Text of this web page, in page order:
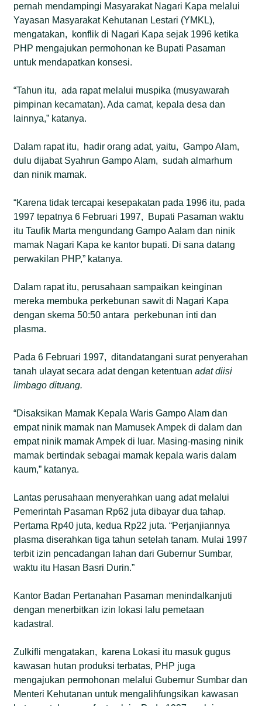
pernah mendampingi Masyarakat Nagari Kapa melalui
Yayasan Masyarakat Kehutanan Lestari (YMKL),
mengatakan, konflik di Nagari Kapa sejak 1996 ketika
PHP mengajukan permohonan ke Bupati Pasaman
untuk mendapatkan konsesi.
“Tahun itu, ada rapat melalui muspika (musyawarah
pimpinan kecamatan). Ada camat, kepala desa dan
lainnya,” katanya.
Dalam rapat itu, hadir orang adat, yaitu, Gampo Alam,
dulu dijabat Syahrun Gampo Alam, sudah almarhum
dan ninik mamak.
“Karena tidak tercapai kesepakatan pada 1996 itu, pada
1997 tepatnya 6 Februari 1997, Bupati Pasaman waktu
itu Taufik Marta mengundang Gampo Aalam dan ninik
mamak Nagari Kapa ke kantor bupati. Di sana datang
perwakilan PHP,” katanya.
Dalam rapat itu, perusahaan sampaikan keinginan
mereka membuka perkebunan sawit di Nagari Kapa
dengan skema 50:50 antara perkebunan inti dan
plasma.
Pada 6 Februari 1997, ditandatangani surat penyerahan
tanah ulayat secara adat dengan ketentuanadat diisi
limbago dituang.
“Disaksikan Mamak Kepala Waris Gampo Alam dan
empat ninik mamak nan Mamusek Ampek di dalam dan
empat ninik mamak Ampek di luar. Masing-masing ninik
mamak bertindak sebagai mamak kepala waris dalam
kaum,” katanya.
Lantas perusahaan menyerahkan uang adat melalui
Pemerintah Pasaman Rp62 juta dibayar dua tahap.
Pertama Rp40 juta, kedua Rp22 juta. “Perjanjiannya
plasma diserahkan tiga tahun setelah tanam. Mulai 1997
terbit izin pencadangan lahan dari Gubernur Sumbar,
waktu itu Hasan Basri Durin.”
Kantor Badan Pertanahan Pasaman menindalkanjuti
dengan menerbitkan izin lokasi lalu pemetaan
kadastral.
Zulkifli mengatakan, karena Lokasi itu masuk gugus
kawasan hutan produksi terbatas, PHP juga
mengajukan permohonan melalui Gubernur Sumbar dan
Menteri Kehutanan untuk mengalihfungsikan kawasan